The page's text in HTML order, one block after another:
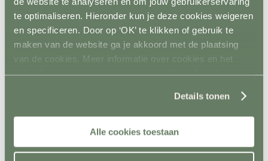
te optimaliseren. Hieronder kun je deze cookies weigeren
en specificeren. Door op ‘OK’ te klikken of gebruik te
maken van de website ga je akkoord met de plaatsing
van de cookies. Meer informatie over cookies en het
gebruik van persoonsgegevens door Horsefriend
Details tonen
Alle cookies toestaan
Hooistomers
Voerscheppen
Ongediertebestrijding
Terug
Automatische bestrijding
Biologische bestrijding
Elektrische bestrijding
Metalen poorten
Ruiven
Drinkbakken en watervaten
Bodemverbetering